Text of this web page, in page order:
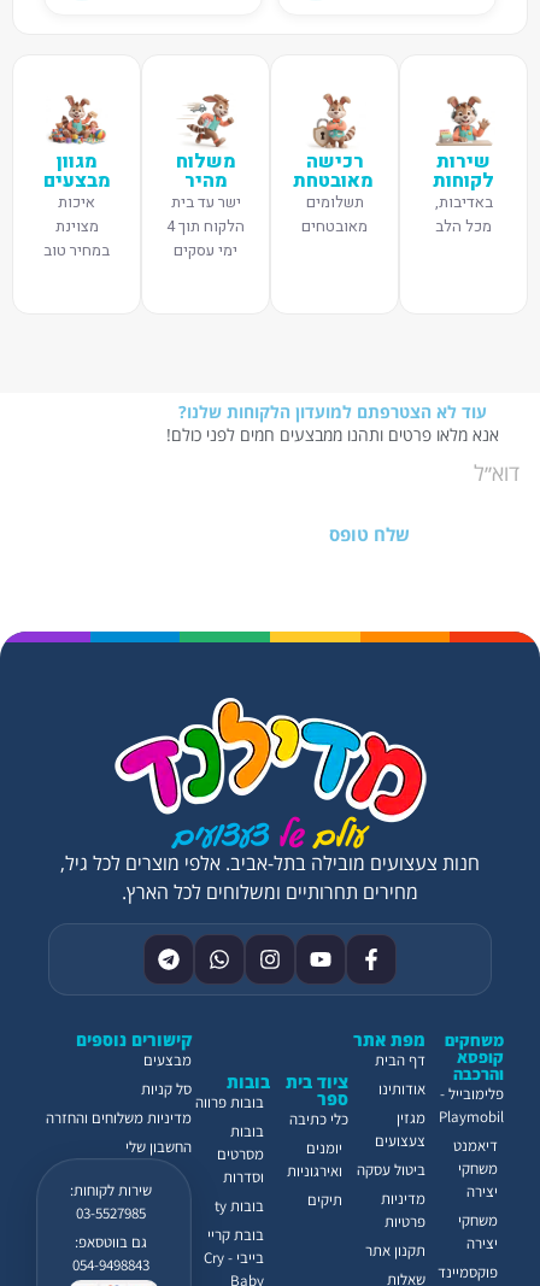
שירות
לקוחות
באדיבות,
מכל הלב
רכישה
מאובטחת
תשלומים
מאובטחים
משלוח
מהיר
ישר עד בית
הלקוח תוך 4
ימי עסקים
מגוון
מבצעים
איכות
מצוינת
במחיר טוב
עוד לא הצטרפתם למועדון הלקוחות שלנו?
אנא מלאו פרטים ותהנו ממבצעים חמים לפני כולם!
שלח טופס
קישורים נוספים
מבצעים
סל קניות
מדיניות משלוחים והחזרה
החשבון שלי
שירות לקוחות:
03-5527985
גם בווטסאפ:
054-9498843
ציוד בית
ספר
כלי כתיבה
יומנים
ואירגוניות
תיקים
בובות
בובות פרווה
בובות
מסרטים
וסדרות
בובות ty
בובת קריי
בייבי - Cry
Baby
משחקים
קופסא
והרכבה
פלימובייל -
Playmobil
דיאמנט
משחקי
יצירה
משחקי
יצירה
פוקסמיינד
מפת אתר
דף הבית
אודותינו
מגזין
צעצועים
ביטול עסקה
מדיניות
פרטיות
תקנון אתר
שאלות
חנות צעצועים מובילה בתל-אביב. אלפי מוצרים לכל גיל,
מחירים תחרותיים ומשלוחים לכל הארץ.